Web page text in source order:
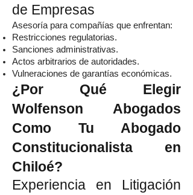
de Empresas
Asesoría para compañías que enfrentan:
Restricciones regulatorias.
Sanciones administrativas.
Actos arbitrarios de autoridades.
Vulneraciones de garantías económicas.
¿Por Qué Elegir
Wolfenson Abogados
Como Tu Abogado
Constitucionalista en
Chiloé?
Experiencia en Litigación